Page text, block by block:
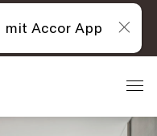
mit Accor App